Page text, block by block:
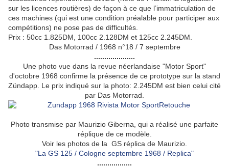
sur les licences routières) de façon à ce que l’immatriculation de
ces machines (qui est une condition préalable pour participer aux
compétitions) ne pose pas de difficultés.
Prix : 50cc 1.825DM, 100cc 2.128DM et 125cc 2.245DM.
Das Motorrad / 1968 n°18 / 7 septembre
....................
Une photo vue dans la revue néerlandaise "Motor Sport"
d'octobre 1968 confirme la présence de ce prototype sur la stand
Zündapp. Le prix indiqué sur la photo: 2.245DM est bien celui cité
par Das Motorrad.
Photo transmise par Maurizio Giberna, qui a réalisé une parfaite
réplique de ce modèle.
Voir les photos de la GS réplica de Maurizio.
"La GS 125 / Cologne septembre 1968 / Replica"
.................